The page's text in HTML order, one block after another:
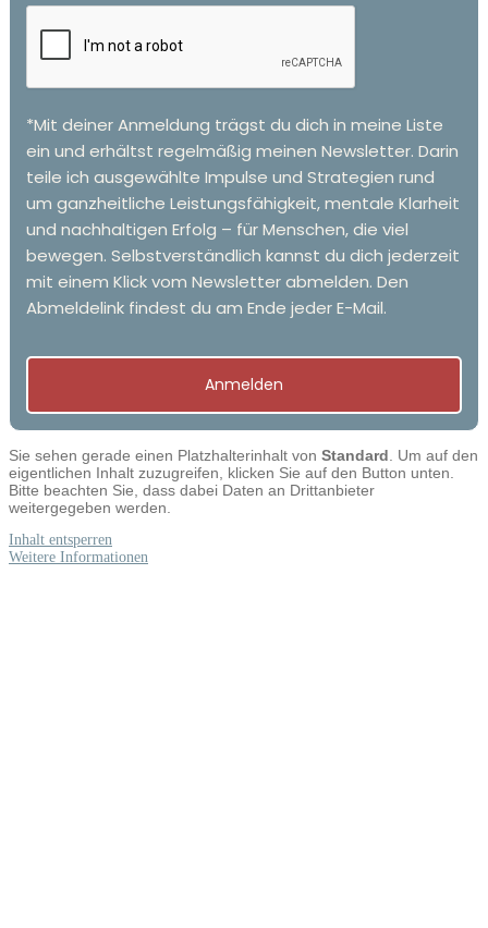
*Mit deiner Anmeldung trägst du dich in meine Liste
ein und erhältst regelmäßig meinen Newsletter. Darin
teile ich ausgewählte Impulse und Strategien rund
um ganzheitliche Leistungsfähigkeit, mentale Klarheit
und nachhaltigen Erfolg – für Menschen, die viel
bewegen. Selbstverständlich kannst du dich jederzeit
mit einem Klick vom Newsletter abmelden. Den
Abmeldelink findest du am Ende jeder E-Mail.
Anmelden
Sie sehen gerade einen Platzhalterinhalt von Standard. Um auf den
eigentlichen Inhalt zuzugreifen, klicken Sie auf den Button unten.
Bitte beachten Sie, dass dabei Daten an Drittanbieter
weitergegeben werden.
Inhalt entsperren
Weitere Informationen